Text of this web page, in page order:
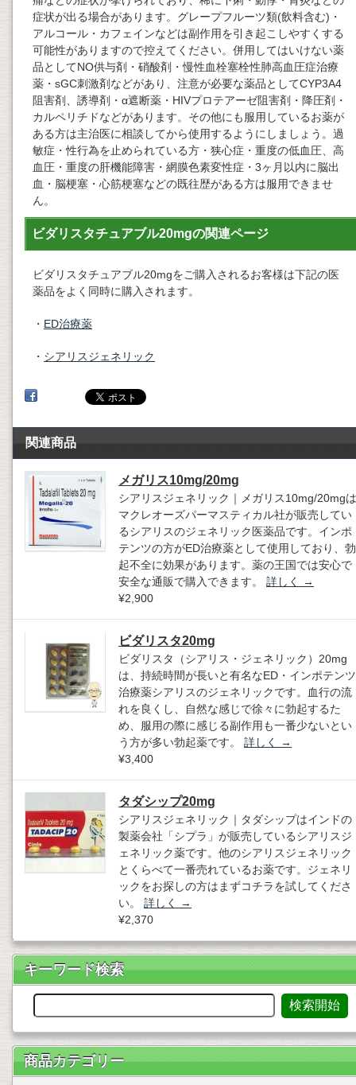
症状が出る場合があります。グレープフルーツ類(飲料含む)・
アルコール・カフェインなどは副作用を引き起こしやすくする
可能性がありますので控えてください。併用してはいけない薬
品としてNO供与剤・硝酸剤・慢性血栓塞栓性肺高血圧症治療
薬・sGC刺激剤などがあり、注意が必要な薬品としてCYP3A4
阻害剤、誘導剤・α遮断薬・HIVプロテアーゼ阻害剤・降圧剤・
カルペリチドなどがあります。その他にも服用しているお薬が
ある方は主治医に相談してから使用するようにしましょう。過
敏症・性行為を止められている方・狭心症・重度の低血圧、高
血圧・重度の肝機能障害・網膜色素変性症・3ヶ月以内に脳出
血・脳梗塞・心筋梗塞などの既往歴がある方は服用できませ
ん。
ビダリスタチュアブル20mgの関連ページ
ビダリスタチュアブル20mgをご購入されるお客様は下記の医
薬品をよく同時に購入されます。
・ ED治療薬
・ シアリスジェネリック
関連商品
メガリス10mg/20mg
シアリスジェネリック｜メガリス10mg/20mgは
マクレオーズパーマスティカル社が販売してい
るシアリスのジェネリック医薬品です。インポ
テンツの方がED治療薬として使用しており、勃
起不全に効果があります。薬の王国では安心で
安全な通販で購入できます。 詳しく
→
¥2,900
ビダリスタ20mg
ビダリスタ（シアリス・ジェネリック）20mg
は、持続時間が長いと有名なED・インポテンツ
治療薬シアリスのジェネリックです。血行の流
れを良くし、自然な感じで徐々に勃起するた
め、服用の際に感じる副作用も一番少ないとい
う方が多い勃起薬です。 詳しく
→
¥3,400
タダシップ20mg
シアリスジェネリック｜タダシップはインドの
製薬会社「シプラ」が販売しているシアリスジ
ェネリック薬です。他のシアリスジェネリック
とくらべて一番売れているお薬です。ジェネリ
ックをお探しの方はまずコチラを試してくださ
い。 詳しく
→
¥2,370
キーワード検索
商品カテゴリー